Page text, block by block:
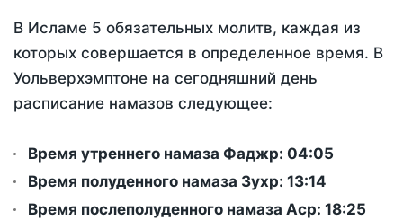
В Исламе 5 обязательных молитв, каждая из
которых совершается в определенное время. В
Уольверхэмптоне на сегодняшний день
расписание намазов следующее:
Время утреннего намаза Фаджр: 04:05
Время полуденного намаза Зухр: 13:14
Время послеполуденного намаза Аср: 18:25